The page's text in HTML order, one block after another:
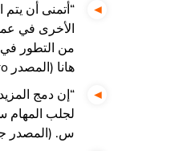
“أتمنى أن
الأخرى في
من التطور
هانا (المصدر appsxero)
“إن دمج
لجلب
س. (المصدر